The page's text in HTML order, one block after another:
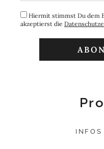
Hiermit stimmst Du dem
akzeptierst die
INFOS